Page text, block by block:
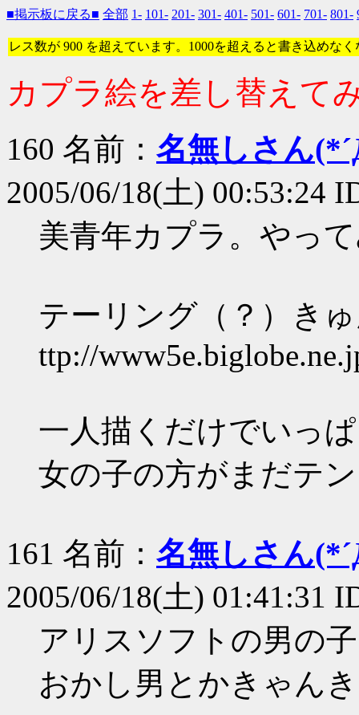
■掲示板に戻る■ 全部 1- 101- 201- 301- 401- 501- 601- 701- 801-
レス数が 900 を超えています。1000を超えると書き込めな
カプラ絵を差し替えて
160 名前： 名無しさん
2005/06/18(土) 00:53:24
美青年カプラ。やっ
テーリング（？）き
ttp://
一人描くだけでいっ
女の子の方がまだテ
161 名前： 名無しさん
2005/06/18(土) 01:41:31
アリスソフトの男の
おかし男とかきゃん